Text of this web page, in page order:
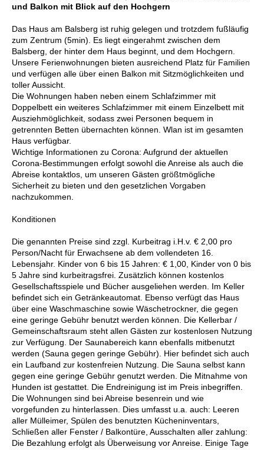
und Balkon mit Blick auf den Hochgern
Das Haus am Balsberg ist ruhig gelegen und trotzdem fußläufig
zum Zentrum (5min). Es liegt eingerahmt zwischen dem
Balsberg, der hinter dem Haus beginnt, und dem Hochgern.
Unsere Ferienwohnungen bieten ausreichend Platz für Familien
und verfügen alle über einen Balkon mit Sitzmöglichkeiten und
toller Aussicht.
Die Wohnungen haben neben einem Schlafzimmer mit
Doppelbett ein weiteres Schlafzimmer mit einem Einzelbett mit
Ausziehmöglichkeit, sodass zwei Personen bequem in
getrennten Betten übernachten können. Wlan ist im gesamten
Haus verfügbar.
Wichtige Informationen zu Corona: Aufgrund der aktuellen
Corona-Bestimmungen erfolgt sowohl die Anreise als auch die
Abreise kontaktlos, um unseren Gästen größtmögliche
Sicherheit zu bieten und den gesetzlichen Vorgaben
nachzukommen.
Konditionen
Die genannten Preise sind zzgl. Kurbeitrag i.H.v. € 2,00 pro
Person/Nacht für Erwachsene ab dem vollendeten 16.
Lebensjahr. Kinder von 6 bis 15 Jahren: € 1,00, Kinder von 0 bis
5 Jahre sind kurbeitragsfrei. Zusätzlich können kostenlos
Gesellschaftsspiele und Bücher ausgeliehen werden. Im Keller
befindet sich ein Getränkeautomat. Ebenso verfügt das Haus
über eine Waschmaschine sowie Wäschetrockner, die gegen
eine geringe Gebühr benutzt werden können. Die Kellerbar /
Gemeinschaftsraum steht allen Gästen zur kostenlosen Nutzung
zur Verfügung. Der Saunabereich kann ebenfalls mitbenutzt
werden (Sauna gegen geringe Gebühr). Hier befindet sich auch
ein Laufband zur kostenfreien Nutzung. Die Sauna selbst kann
gegen eine geringe Gebühr genutzt werden. Die Mitnahme von
Hunden ist gestattet. Die Endreinigung ist im Preis inbegriffen.
Die Wohnungen sind bei Abreise besenrein und wie
vorgefunden zu hinterlassen. Dies umfasst u.a. auch: Leeren
aller Mülleimer, Spülen des benutzten Kücheninventars,
Schließen aller Fenster / Balkontüre, Ausschalten aller zahlung:
Die Bezahlung erfolgt als Überweisung vor Anreise. Einige Tage